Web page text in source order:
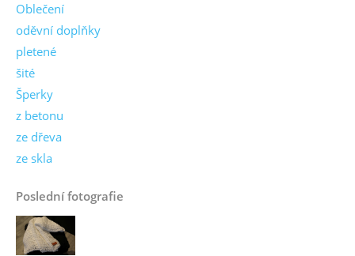
Oblečení
oděvní doplňky
pletené
šité
Šperky
z betonu
ze dřeva
ze skla
Poslední fotografie